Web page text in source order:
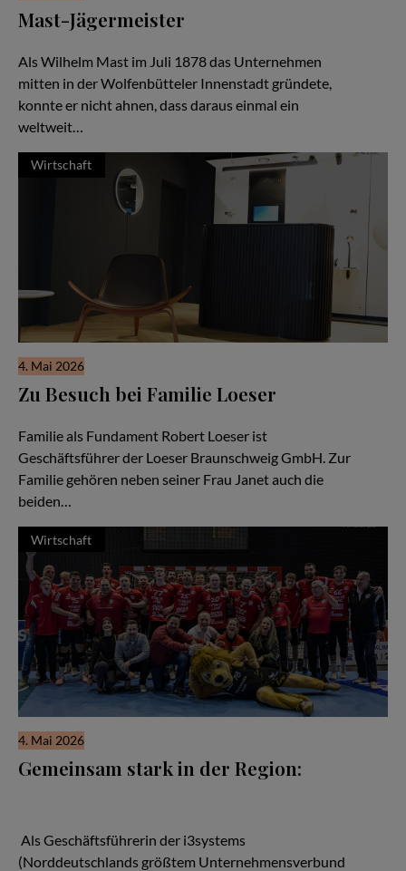
Mast-Jägermeister
Als Wilhelm Mast im Juli 1878 das Unternehmen
mitten in der Wolfenbütteler Innenstadt gründete,
konnte er nicht ahnen, dass daraus einmal ein
weltweit…
Wirtschaft
4. Mai 2026
Zu Besuch bei Familie Loeser
Familie als Fundament Robert Loeser ist
Geschäftsführer der Loeser Braunschweig GmbH. Zur
Familie gehören neben seiner Frau Janet auch die
beiden…
Wirtschaft
4. Mai 2026
Gemeinsam stark in der Region:
Als Geschäftsführerin der i3systems
(Norddeutschlands größtem Unternehmensverbund